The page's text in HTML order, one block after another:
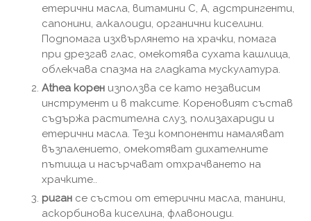
етерични масла, витамини С, А, адстрингенти,
сапонини, алкалоиди, органични киселини.
Подпомага изхвърлянето на храчки, помага
при дрезгав глас, омекотява сухата кашлица,
облекчава спазма на гладката мускулатура.
Athea корен използва се като независим
инструмент и в таксите. Кореновият състав
съдържа растителна слуз, полизахариди и
етерични масла. Тези компоненти намаляват
възпалението, омекотяват дихателните
пътища и насърчават отхрачването на
храчките..
риган се състои от етерични масла, танини,
аскорбинова киселина, флавоноиди.